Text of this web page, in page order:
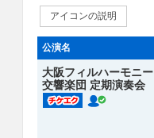
アイコンの説明
公演名
大阪フィルハーモニー
交響楽団 定期演奏会